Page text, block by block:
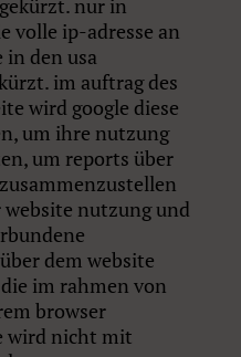
nur in
volle ip-adresse an
in den usa
im auftrag des
wird google diese
um ihre nutzung
um reports über
nutzung und
dem website
im rahmen von
browser
wird nicht mit